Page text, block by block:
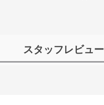
スタッフレビュー